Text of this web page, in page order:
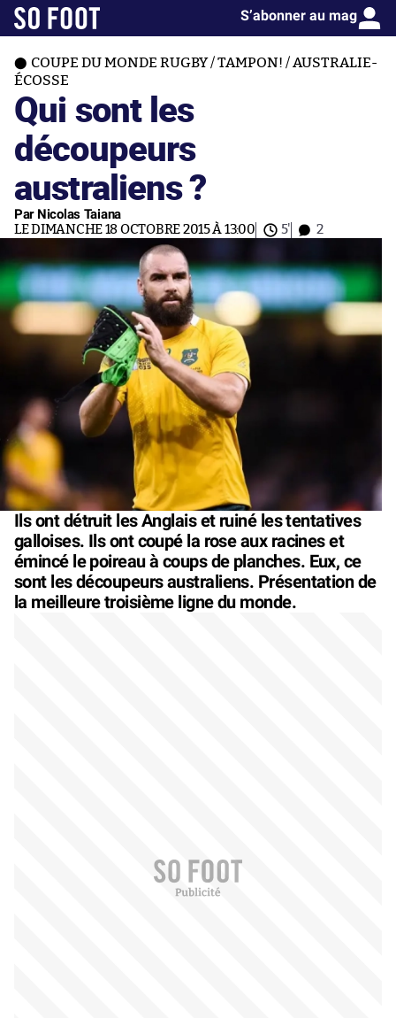
S’abonner au mag
COUPE DU MONDE RUGBY / TAMPON! / AUSTRALIE-
ÉCOSSE
Qui sont les
découpeurs
australiens ?
Par Nicolas Taiana
LE DIMANCHE 18 OCTOBRE 2015 À 13:00 5' 2
Ils ont détruit les Anglais et ruiné les tentatives
galloises. Ils ont coupé la rose aux racines et
émincé le poireau à coups de planches. Eux, ce
sont les découpeurs australiens. Présentation de
la meilleure troisième ligne du monde.